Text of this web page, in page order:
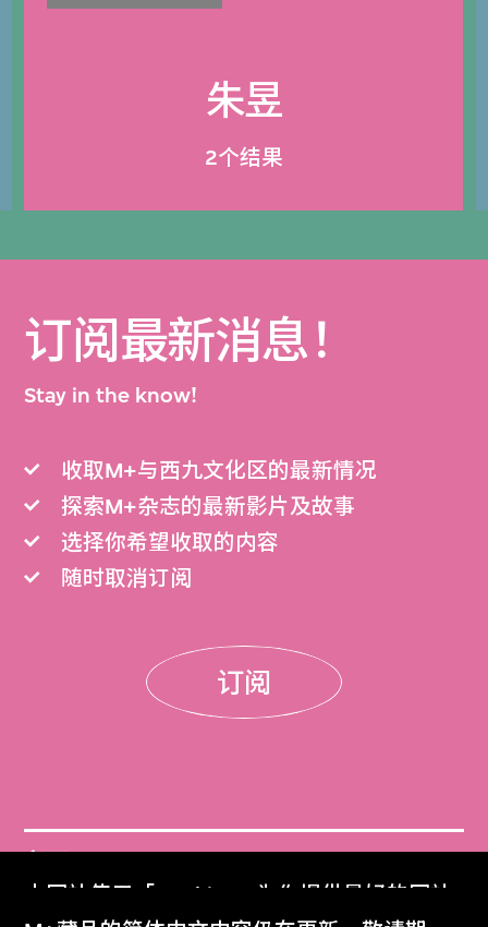
本网站使用「Cookies」为你提供最好的网站
朱昱
2个结果
订阅最新消息！
Stay in the know!
收取M+与西九文化区的最新情况
探索M+杂志的最新影片及故事
选择你希望收取的内容
随时取消订阅
订阅
门票
Get Tickets